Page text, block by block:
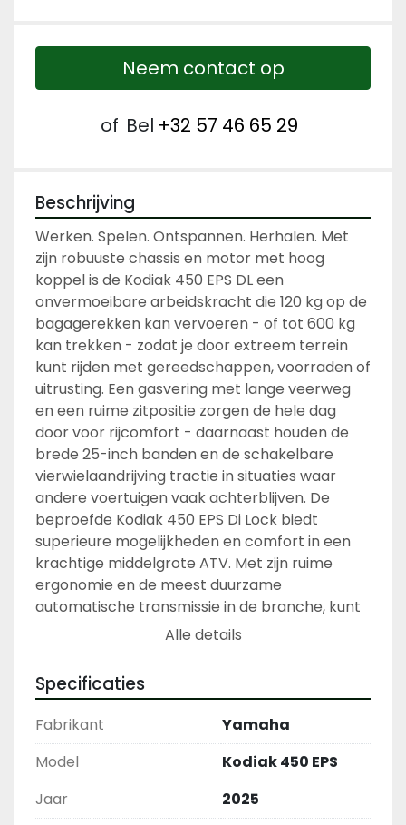
Neem contact op
of Bel +32 57 46 65 29
Beschrijving
Werken. Spelen. Ontspannen. Herhalen. Met
zijn robuuste chassis en motor met hoog
koppel is de Kodiak 450 EPS DL een
onvermoeibare arbeidskracht die 120 kg op de
bagagerekken kan vervoeren - of tot 600 kg
kan trekken - zodat je door extreem terrein
kunt rijden met gereedschappen, voorraden of
uitrusting. Een gasvering met lange veerweg
en een ruime zitpositie zorgen de hele dag
door voor rijcomfort - daarnaast houden de
brede 25-inch banden en de schakelbare
vierwielaandrijving tractie in situaties waar
andere voertuigen vaak achterblijven. De
beproefde Kodiak 450 EPS Di Lock biedt
superieure mogelijkheden en comfort in een
krachtige middelgrote ATV. Met zijn ruime
ergonomie en de meest duurzame
automatische transmissie in de branche, kunt
u met de Kodiak 450 EPS Di Lock vol
toepassingen aanpakken.
Alle details
Specificaties
Fabrikant
Yamaha
Model
Kodiak 450 EPS
Jaar
2025